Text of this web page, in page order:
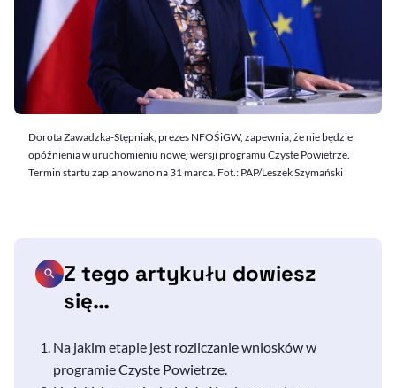
Dorota Zawadzka-Stępniak, prezes NFOŚiGW, zapewnia, że nie będzie
opóźnienia w uruchomieniu nowej wersji programu Czyste Powietrze.
Termin startu zaplanowano na 31 marca. Fot.: PAP/Leszek Szymański
Z tego artykułu dowiesz
się…
Na jakim etapie jest rozliczanie wniosków w
programie Czyste Powietrze.